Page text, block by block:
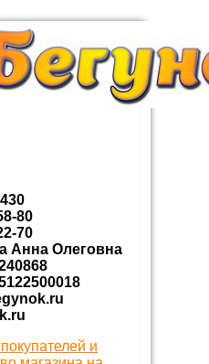
80
70
Анна Олеговна